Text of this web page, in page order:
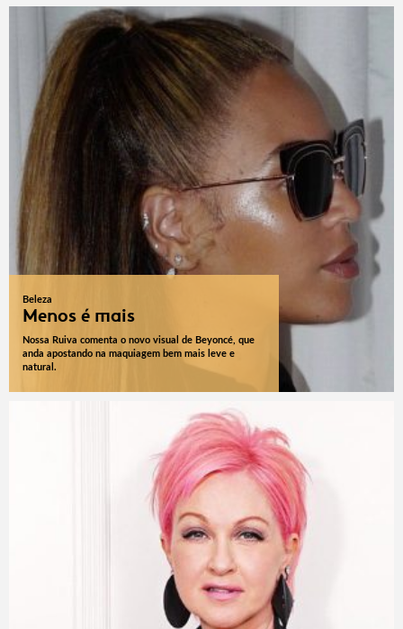
Beleza
Menos é mais
Nossa Ruiva comenta o novo visual de Beyoncé, que
anda apostando na maquiagem bem mais leve e
natural.